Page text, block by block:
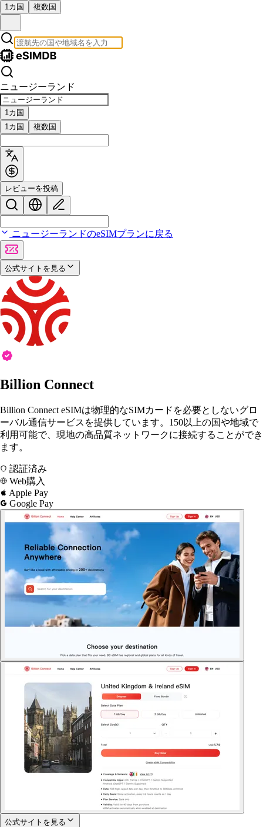
1カ国 複数国
ニュージーランド
1カ国
1カ国
複数国
レビューを投稿
ニュージーランドのeSIMプランに戻る
公式サイトを見る
Billion Connect
Billion Connect eSIMは物理的なSIMカードを必要としないグロ
ーバル通信サービスを提供しています。150以上の国や地域で
利用可能で、現地の高品質ネットワークに接続することができ
ます。
認証済み
Web購入
Apple Pay
Google Pay
公式サイトを見る